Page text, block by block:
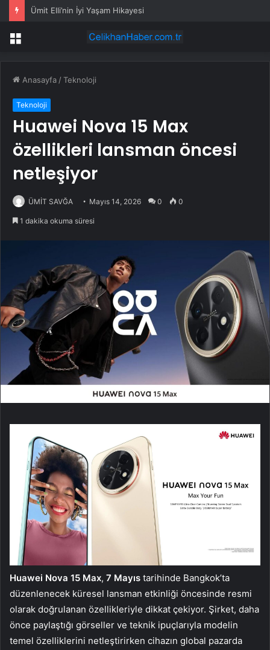
Ümit Elli’nin İyi Yaşam Hikayesi
Menü
Anasayfa /Teknoloji
Teknoloji
Huawei Nova 15 Max
özellikleri lansman öncesi
netleşiyor
ÜMİT SAVĞA Mayıs 14, 2026 0 0
1 dakika okuma süresi
Huawei Nova 15 Max, 7 Mayıs tarihinde Bangkok’ta
düzenlenecek küresel lansman etkinliği öncesinde resmi
olarak doğrulanan özellikleriyle dikkat çekiyor. Şirket, daha
önce paylaştığı görseller ve teknik ipuçlarıyla modelin
temel özelliklerini netleştirirken cihazın global pazarda